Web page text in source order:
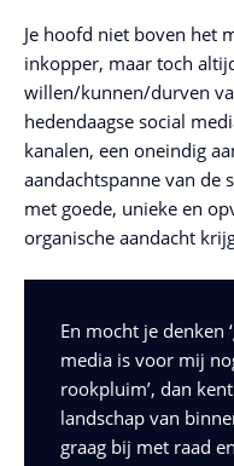
Je hoofd niet boven het
inkopper, maar toch
willen/kunnen/durven
hedendaagse social
kanalen, een oneindig
aandachtspanne van de
met goede, unieke en
organische aandacht
En mocht je denken
media is voor mij
rookpluim’, dan
landschap van
graag bij met raad